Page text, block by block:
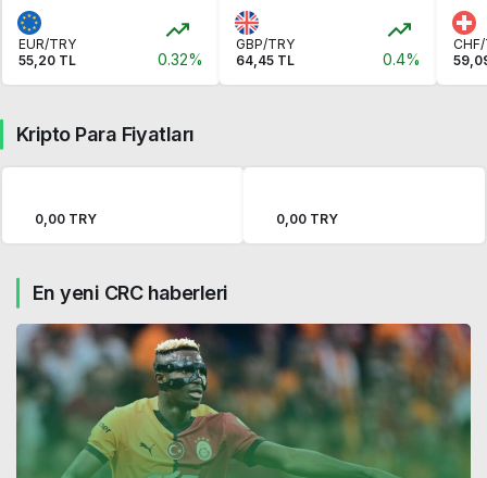
EUR/TRY
55,20 TL
0.32%
GBP/TRY
64,45 TL
0.4%
Kripto Para Fiyatları
0,00 TRY 0,00 TRY
En yeni CRC haberleri